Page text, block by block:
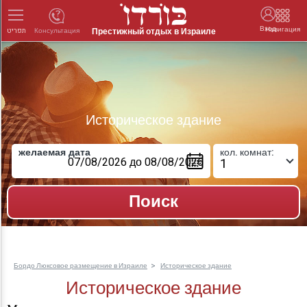
תפריט Престижный отдых в Израиле Вход
Навигация
Консультация
Историческое здание
желаемая дата кол. комнат:
Бордо Люксовое размещение в Израиле Историческое здание
Историческое здание